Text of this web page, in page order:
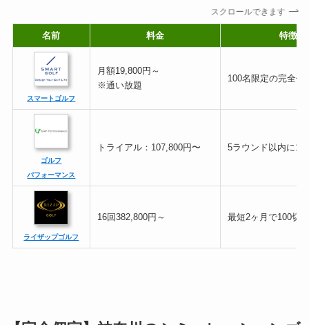
スクロールできます
名前 料金 特徴
スマートゴルフ
月額19,800円～
※通い放題
100名限定の完全個
ゴルフ
パフォーマンス
トライアル：107,800円〜 5ラウンド以内に
ライザップゴルフ
16回382,800円～ 最短2ヶ月で100切り